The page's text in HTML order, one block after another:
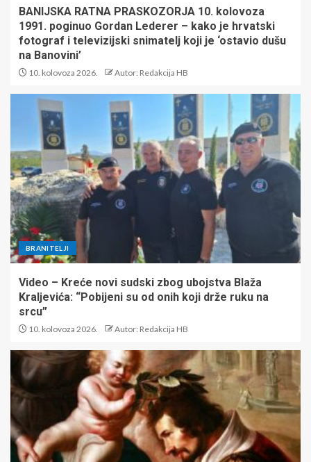
BANIJSKA RATNA PRASKOZORJA 10. kolovoza
1991. poginuo Gordan Lederer – kako je hrvatski
fotograf i televizijski snimatelj koji je ‘ostavio dušu
na Banovini’
10. kolovoza 2026. Autor: Redakcija HB
BRANITELJI
Video – Kreće novi sudski zbog ubojstva Blaža
Kraljevića: “Pobijeni su od onih koji drže ruku na
srcu”
10. kolovoza 2026. Autor: Redakcija HB